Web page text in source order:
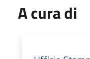
A cura di